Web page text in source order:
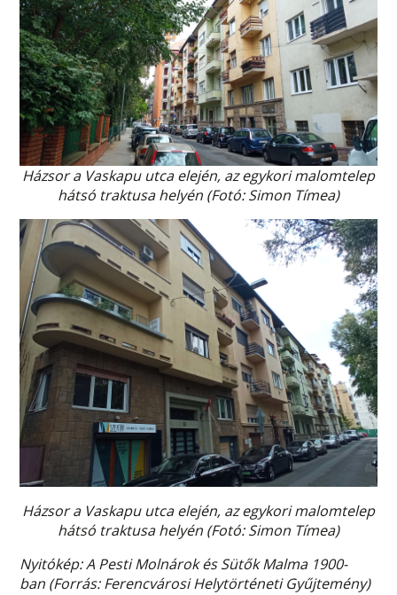
Házsor a Vaskapu utca elején, az egykori malomtelep
hátsó traktusa helyén (Fotó: Simon Tímea)
Házsor a Vaskapu utca elején, az egykori malomtelep
hátsó traktusa helyén (Fotó: Simon Tímea)
Nyitókép: A Pesti Molnárok és Sütők Malma 1900-
ban (Forrás: Ferencvárosi Helytörténeti Gyűjtemény)